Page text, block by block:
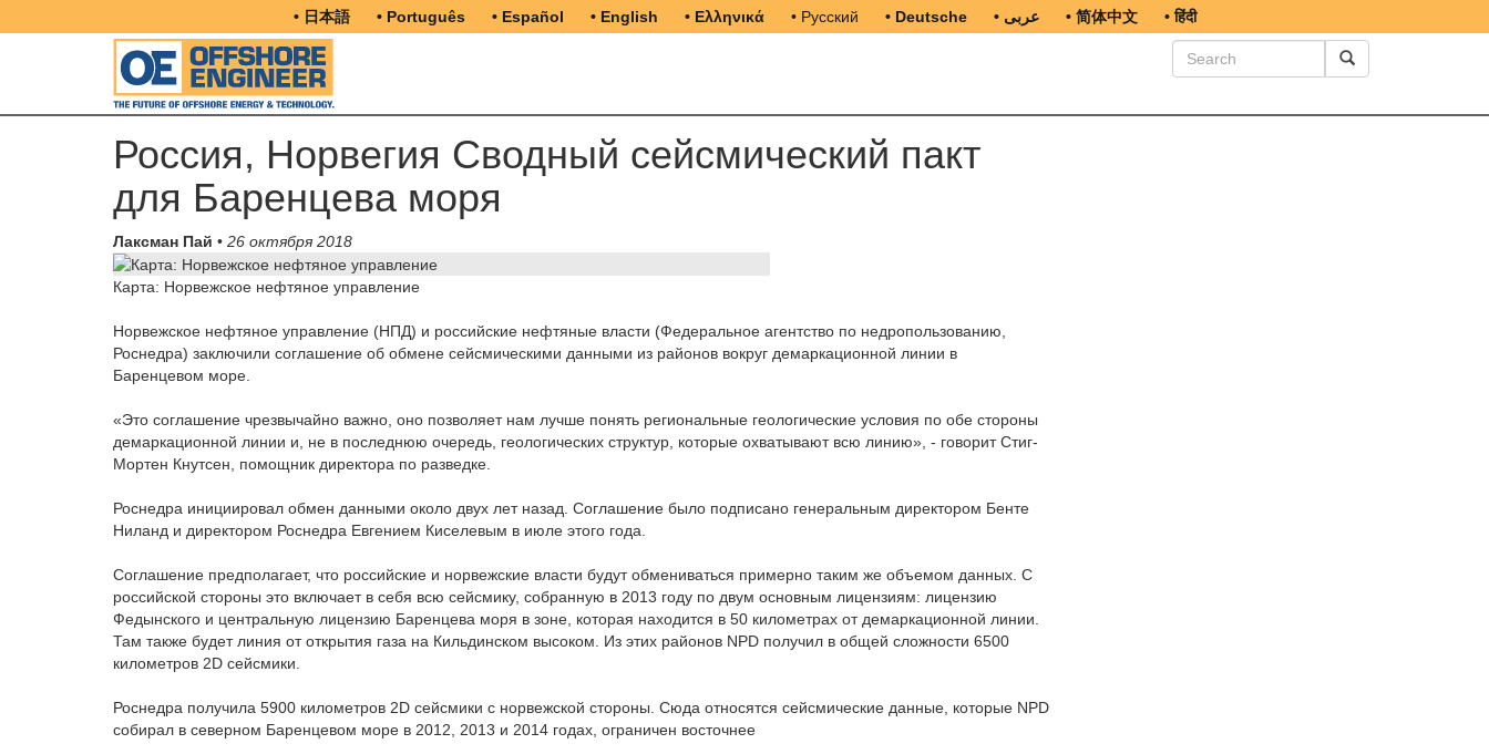
• 日本語 • Português • Español • English • Ελληνικά • Русский • Deutsche • عربى • 简体中文 • हिंदी
Россия, Норвегия Сводный сейсмический пакт
для Баренцева моря
Лаксман Пай • 26 октября 2018
Карта: Норвежское нефтяное управление
Норвежское нефтяное управление (НПД) и российские нефтяные власти (Федеральное агентство по недропользованию,
Роснедра) заключили соглашение об обмене сейсмическими данными из районов вокруг демаркационной линии в
Баренцевом море.
«Это соглашение чрезвычайно важно, оно позволяет нам лучше понять региональные геологические условия по обе стороны
демаркационной линии и, не в последнюю очередь, геологических структур, которые охватывают всю линию», - говорит Стиг-
Мортен Кнутсен, помощник директора по разведке.
Роснедра инициировал обмен данными около двух лет назад. Соглашение было подписано генеральным директором Бенте
Ниланд и директором Роснедра Евгением Киселевым в июле этого года.
Соглашение предполагает, что российские и норвежские власти будут обмениваться примерно таким же объемом данных. С
российской стороны это включает в себя всю сейсмику, собранную в 2013 году по двум основным лицензиям: лицензию
Федынского и центральную лицензию Баренцева моря в зоне, которая находится в 50 километрах от демаркационной линии.
Там также будет линия от открытия газа на Кильдинском высоком. Из этих районов NPD получил в общей сложности 6500
километров 2D сейсмики.
Роснедра получила 5900 километров 2D сейсмики с норвежской стороны. Сюда относятся сейсмические данные, которые NPD
собирал в северном Баренцевом море в 2012, 2013 и 2014 годах, ограничен восточнее